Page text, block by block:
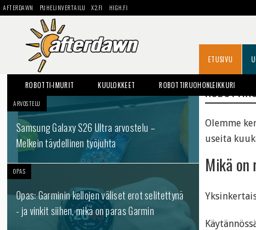
AFTERDAWN PUHELINVERTAILU X2.FI HIGH.FI
ETUSIVU
ROBOTTI-IMURIT KUULOKKEET ROBOTTIRUOHONLEIKKURI
ARVOSTELU
Samsung Galaxy S26 Ultra arvostelu –
Melkein täydellinen työjuhta
OPAS
Opas: Garminin kellojen väliset erot selitettynä
- ja vinkit siihen, mikä on paras Garmin
Olemme
useita
Mikä